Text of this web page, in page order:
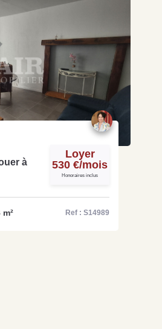
à
Loyer
530 €/mois
Honoraires inclus
m² Ref : S14989